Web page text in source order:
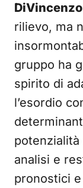
DiVincenzo
rilievo, ma
gruppo ha
spirito di
l’esordio
analisi e
pronostici